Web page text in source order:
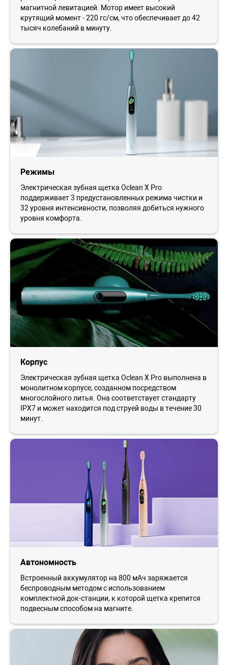
магнитной левитацией. Мотор имеет высокий
крутящий момент - 220 гс/см, что обеспечивает до 42
тысяч колебаний в минуту.
Режимы
Электрическая зубная щетка Oclean X Pro
поддерживает 3 предустановленных режима чистки и
32 уровня интенсивности, позволяя добиться нужного
уровня комфорта.
Корпус
Электрическая зубная щетка Oclean X Pro выполнена в
монолитном корпусе, созданном посредством
многослойного литья. Она соответствует стандарту
IPX7 и может находится под струей воды в течение 30
минут.
Автономность
Встроенный аккумулятор на 800 мАч заряжается
беспроводным методом с использованием
комплектной док-станции, к которой щетка крепится
подвесным способом на магните.